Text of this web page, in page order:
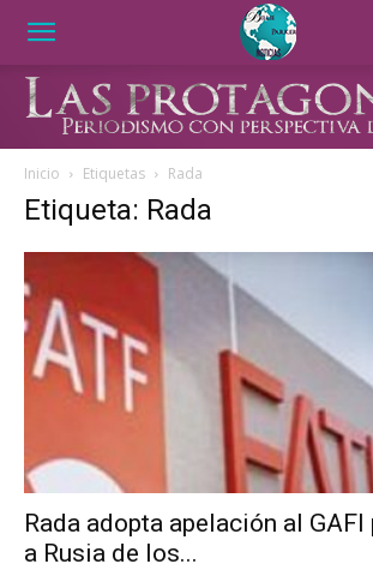
Inicio Etiquetas Rada
Etiqueta: Rada
Rada adopta apelación al
a Rusia de los...